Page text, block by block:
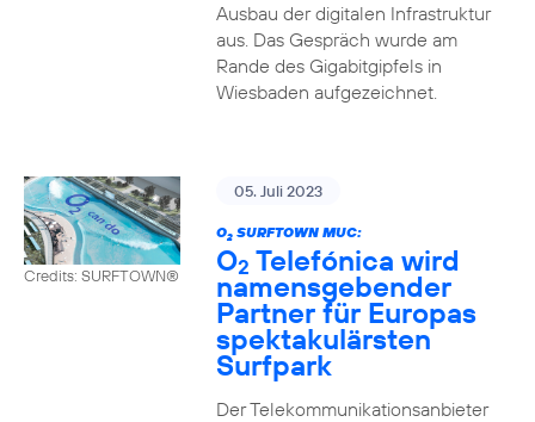
Ausbau der digitalen Infrastruktur
aus. Das Gespräch wurde am
Rande des Gigabitgipfels in
Wiesbaden aufgezeichnet.
Credits: SURFTOWN®
05. Juli 2023
O2SURFTOWN MUC:
O2 Telefónica wird
namensgebender
Partner für Europas
spektakulärsten
Surfpark
Der Telekommunikationsanbieter